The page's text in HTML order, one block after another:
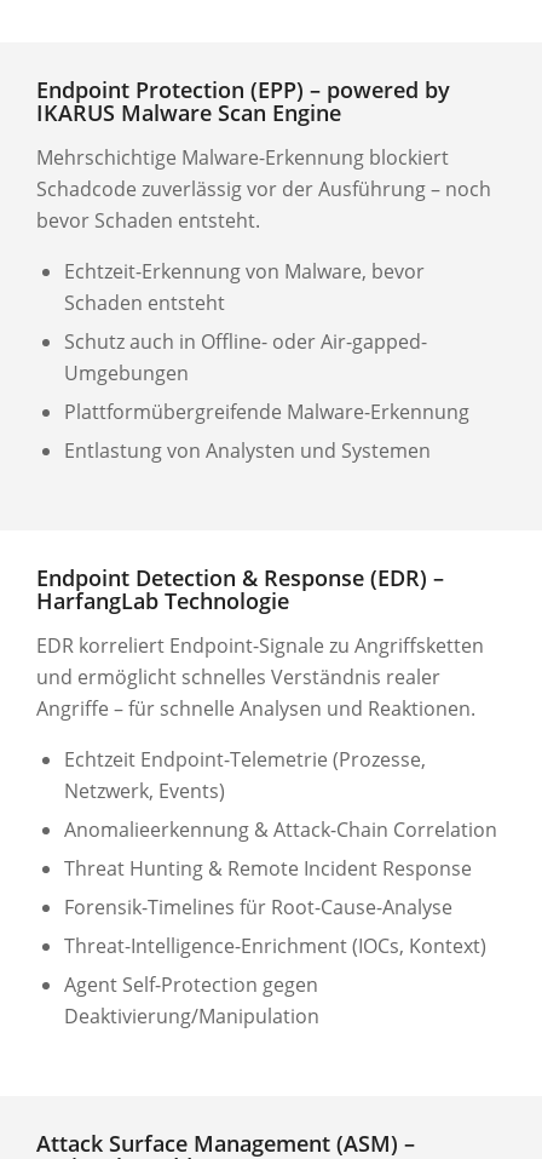
Endpoint Protection (EPP) – powered by
IKARUS Malware Scan Engine
Mehrschichtige Malware-Erkennung blockiert
Schadcode zuverlässig vor der Ausführung – noch
bevor Schaden entsteht.
Echtzeit-Erkennung von Malware, bevor
Schaden entsteht
Schutz auch in Offline- oder Air-gapped-
Umgebungen
Plattformübergreifende Malware-Erkennung
Entlastung von Analysten und Systemen
Endpoint Detection & Response (EDR) –
HarfangLab Technologie
EDR korreliert Endpoint-Signale zu Angriffsketten
und ermöglicht schnelles Verständnis realer
Angriffe – für schnelle Analysen und Reaktionen.
Echtzeit Endpoint-Telemetrie (Prozesse,
Netzwerk, Events)
Anomalieerkennung & Attack-Chain Correlation
Threat Hunting & Remote Incident Response
Forensik-Timelines für Root-Cause-Analyse
Threat-Intelligence-Enrichment (IOCs, Kontext)
Agent Self-Protection gegen
Deaktivierung/Manipulation
Attack Surface Management (ASM) –